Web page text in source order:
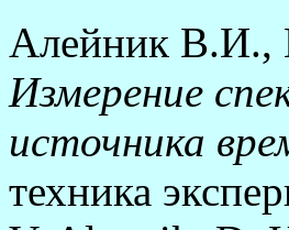
Алейник В.И.,
Измерение
источника
техника